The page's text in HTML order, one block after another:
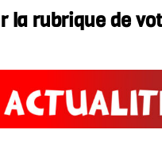
la rubrique de